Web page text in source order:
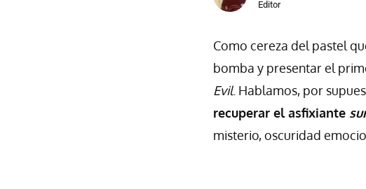
Editor
Como cereza del pastel
bomba y presentar el
Evil. Hablamos, por
recuperar el asfixiante
misterio, oscuridad